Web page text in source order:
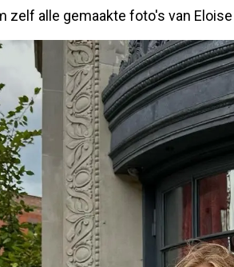
zelf alle gemaakte foto's van